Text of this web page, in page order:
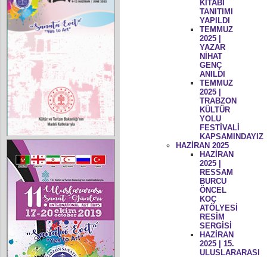
KİTABI
TANITIMI
YAPILDI
TEMMUZ
2025 |
YAZAR
NİHAT
GENÇ
ANILDI
TEMMUZ
2025 |
TRABZON
KÜLTÜR
YOLU
FESTİVALİ
KAPSAMINDAYIZ
HAZİRAN 2025
HAZİRAN
2025 |
RESSAM
BURCU
ÖNCEL
KOÇ
ATÖLYESİ
RESİM
SERGİSİ
HAZİRAN
2025 | 15.
ULUSLARARASI